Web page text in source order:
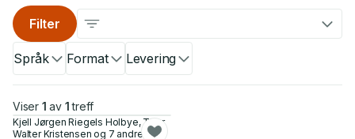
Språk Format Levering
Filter
Viser 1 av 1 treff
Kjell Jørgen Riegels Holbye, Thor
Walter Kristensen og 7 andre